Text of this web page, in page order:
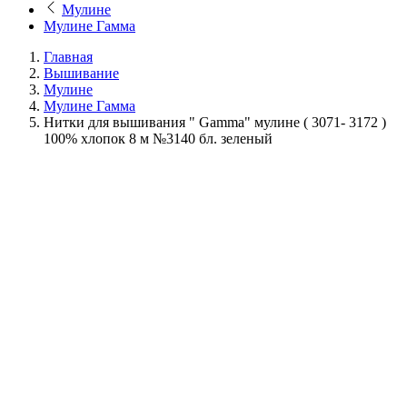
Мулине
Мулине Гамма
Главная
Вышивание
Мулине
Мулине Гамма
Нитки для вышивания " Gamma" мулине ( 3071- 3172 )
100% хлопок 8 м №3140 бл. зеленый